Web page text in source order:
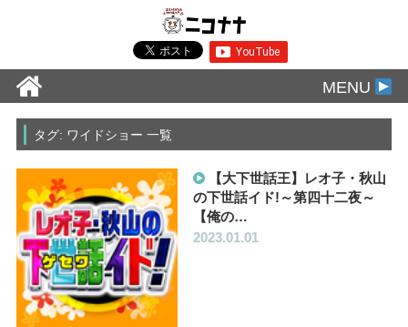
MENU
タグ: ワイドショー 一覧
【大下世話王】レオ子・秋山
の下世話イド!～第四十二夜～
【俺の…
2023.01.01